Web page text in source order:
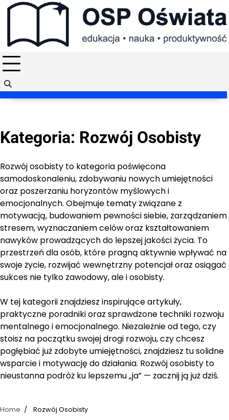
Skip
Kategoria: Rozwój Osobisty
Rozwój osobisty to kategoria poświęcona
samodoskonaleniu, zdobywaniu nowych umiejętności
oraz poszerzaniu horyzontów myślowych i
emocjonalnych. Obejmuje tematy związane z
motywacją, budowaniem pewności siebie, zarządzaniem
stresem, wyznaczaniem celów oraz kształtowaniem
nawyków prowadzących do lepszej jakości życia. To
przestrzeń dla osób, które pragną aktywnie wpływać na
swoje życie, rozwijać wewnętrzny potencjał oraz osiągać
sukces nie tylko zawodowy, ale i osobisty.
W tej kategorii znajdziesz inspirujące artykuły,
praktyczne poradniki oraz sprawdzone techniki rozwoju
mentalnego i emocjonalnego. Niezależnie od tego, czy
stoisz na początku swojej drogi rozwoju, czy chcesz
pogłębiać już zdobyte umiejętności, znajdziesz tu solidne
wsparcie i motywację do działania. Rozwój osobisty to
nieustanna podróż ku lepszemu „ja” — zacznij ją już dziś.
Home Rozwój Osobisty